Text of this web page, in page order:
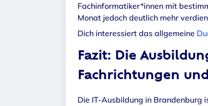
Fachinformatiker*innen mit
Monat jedoch deutlich mehr
Dich interessiert das allgemeine
Fazit: Die
Fachrichtungen
Die IT-Ausbildung in Brandenburg